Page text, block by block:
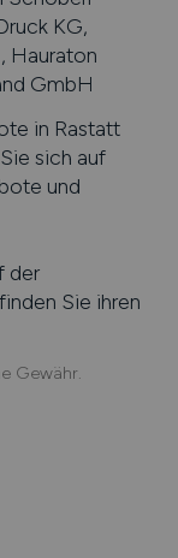
KG,
Hauraton
GmbH
in Rastatt
sich auf
und
der
Sie ihren
Gewähr.